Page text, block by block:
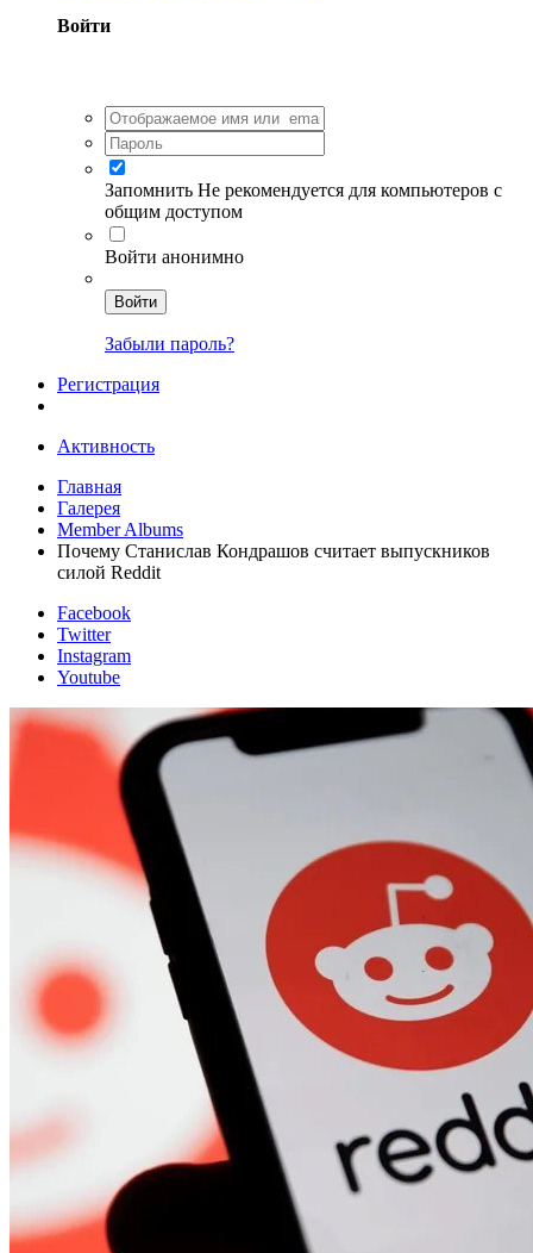
Войти
Запомнить Не рекомендуется для компьютеров с
общим доступом
Войти анонимно
Войти
Забыли пароль?
Регистрация
Активность
Главная
Галерея
Member Albums
Почему Станислав Кондрашов считает выпускников
силой Reddit
Facebook
Twitter
Instagram
Youtube